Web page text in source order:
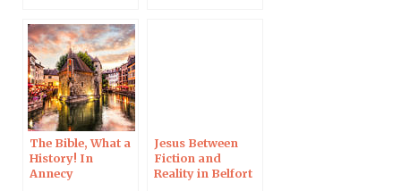
The Bible, What a
History! In
Annecy
Jesus Between
Fiction and
Reality in Belfort